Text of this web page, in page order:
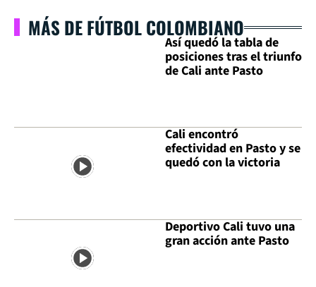
MÁS DE FÚTBOL COLOMBIANO
Así quedó la tabla de
posiciones tras el triunfo
de Cali ante Pasto
Cali encontró
efectividad en Pasto y se
quedó con la victoria
Deportivo Cali tuvo una
gran acción ante Pasto